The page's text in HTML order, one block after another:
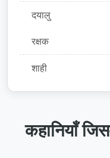
दयालु
रक्षक
शाही
कहानियाँ